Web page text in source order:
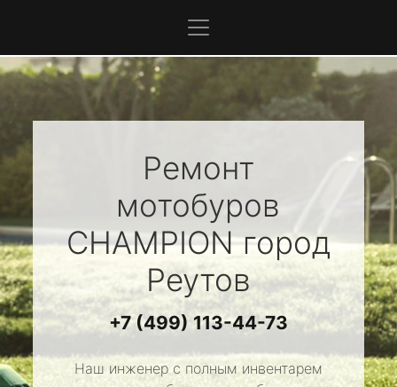
Ремонт
мотобуров
CHAMPIONгород
Реутов
+7 (499) 113-44-73
Наш инженер с полным инвентарем